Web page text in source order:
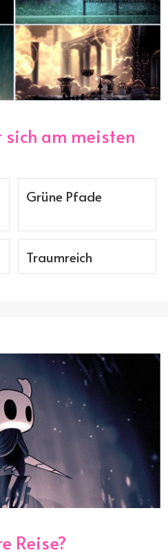
am meisten
Grüne Pfade
Traumreich
Reise?